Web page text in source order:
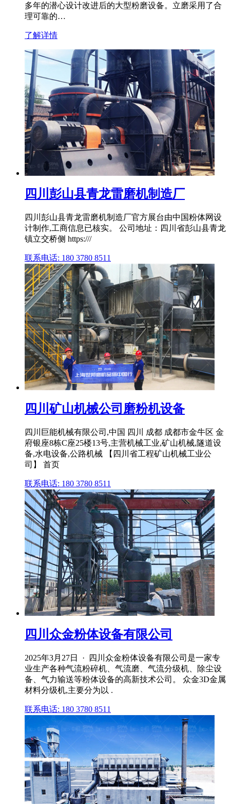
多年的潜心设计改进后的大型粉磨设备。立磨采用了合
理可靠的…
了解详情
四川彭山县青龙雷磨机制造厂
四川彭山县青龙雷磨机制造厂官方展台由中国粉体网设
计制作,工商信息已核实。 公司地址：四川省彭山县青龙
镇立交桥侧 https:///
联系电话: 180 3780 8511
四川矿山机械公司磨粉机设备
四川巨能机械有限公司,中国 四川 成都 成都市金牛区 金
府银座8栋C座25楼13号,主营机械工业,矿山机械,隧道设
备,水电设备,公路机械 【四川省工程矿山机械工业公
司】 首页
联系电话: 180 3780 8511
四川众金粉体设备有限公司
2025年3月27日 · 四川众金粉体设备有限公司是一家专
业生产各种气流粉碎机、气流磨、气流分级机、除尘设
备、气力输送等粉体设备的高新技术公司。 众金3D金属
材料分级机,主要分为以 .
联系电话: 180 3780 8511